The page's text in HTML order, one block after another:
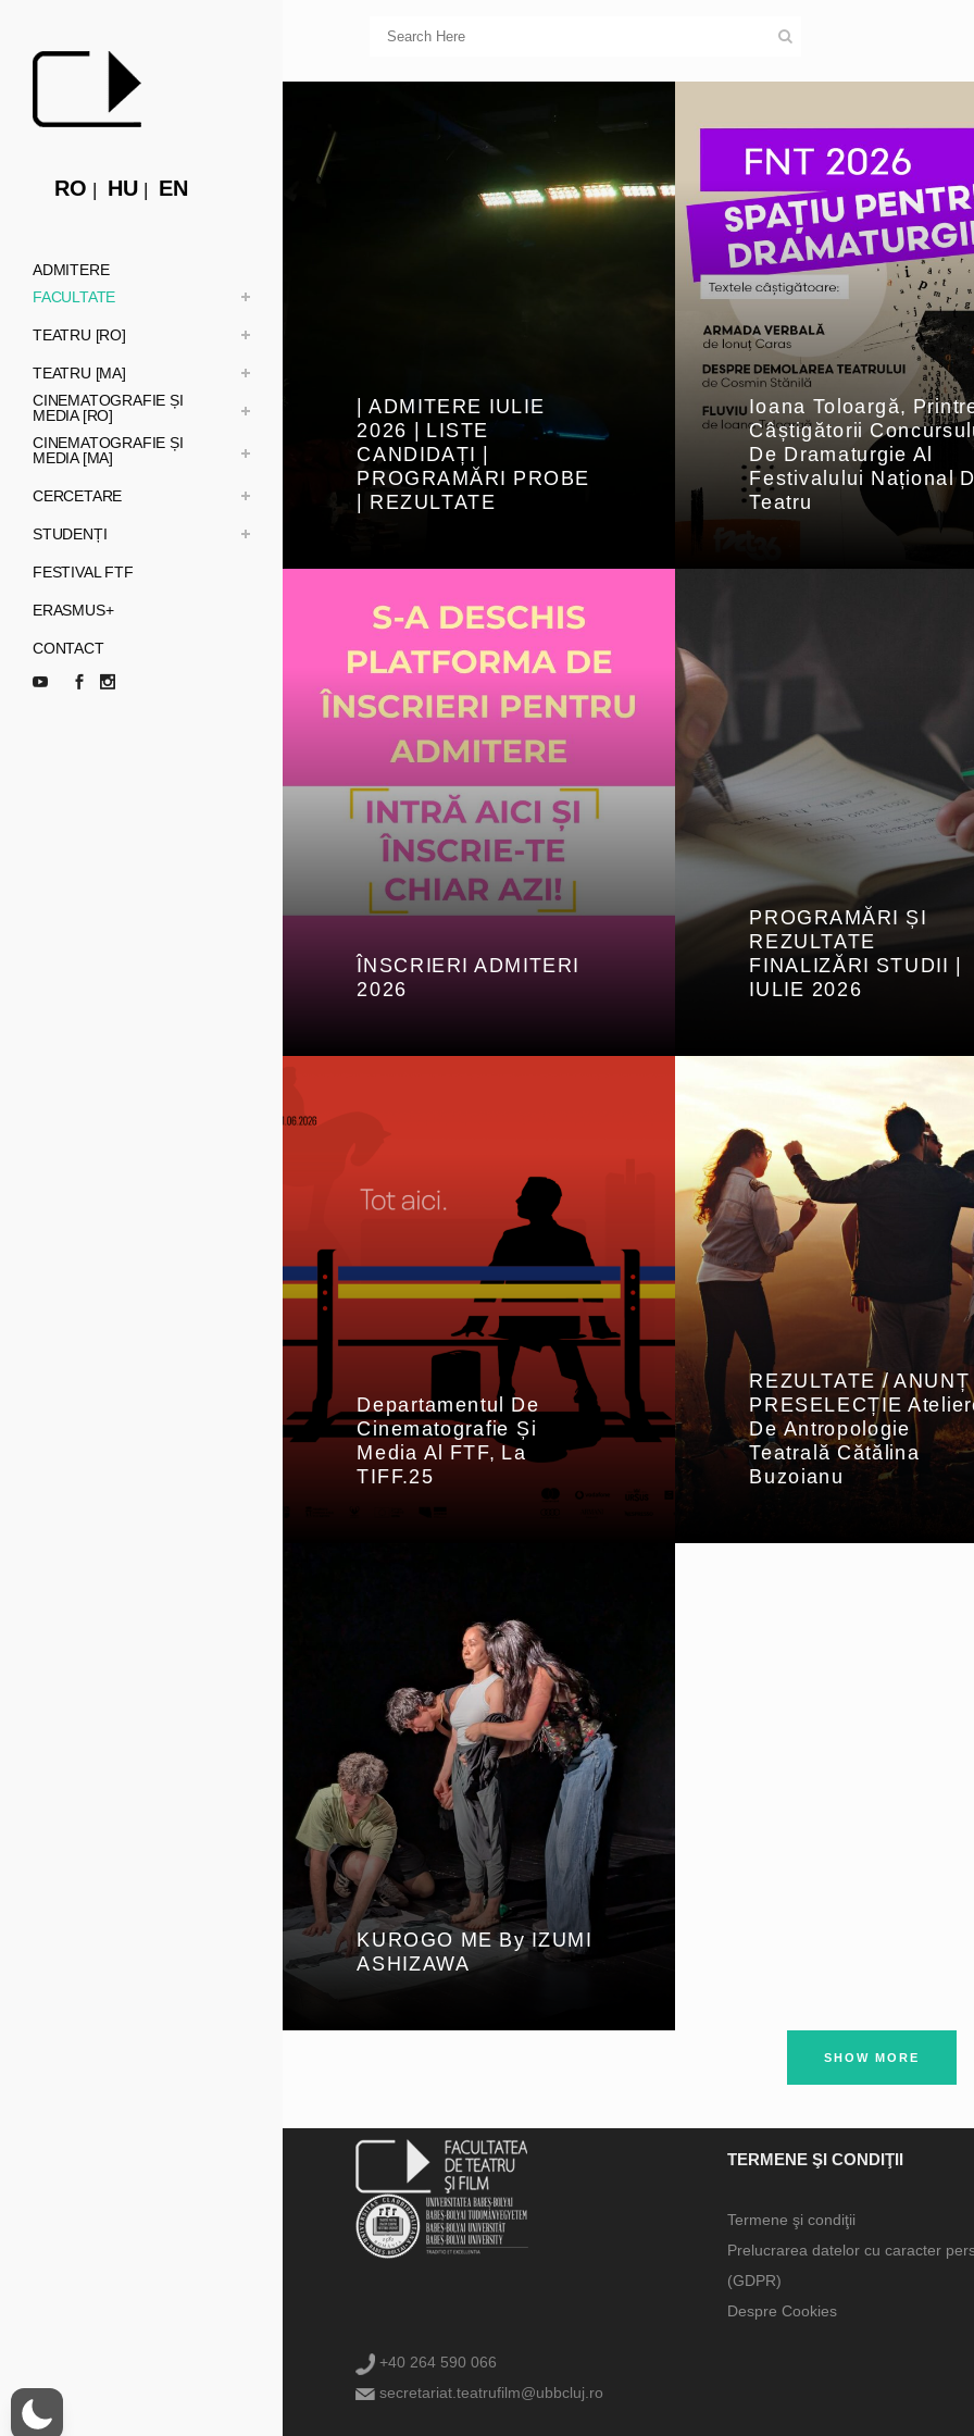
RO HU EN
ADMITERE
FACULTATE
TEATRU [RO]
TEATRU [MA]
CINEMATOGRAFIE ȘI
MEDIA [RO]
CINEMATOGRAFIE ȘI
MEDIA [MA]
CERCETARE
STUDENȚI
FESTIVAL FTF
ERASMUS+
CONTACT
| ADMITERE IULIE
2026 | LISTE
CANDIDAȚI |
PROGRAMĂRI PROBE
| REZULTATE
Ioana Toloargă,
Câștigătorii
De Dramaturgie Al
Festivalului Național
Teatru
ÎNSCRIERI ADMITERI
2026
PROGRAMĂRI ȘI
REZULTATE
FINALIZĂRI STUDII |
IULIE 2026
Departamentul De
Cinematografie Și
Media Al FTF, La
TIFF.25
REZULTATE / ANUNȚ
PRESELECȚIE
De Antropologie
Teatrală Cătălina
Buzoianu
KUROGO ME By IZUMI
ASHIZAWA
SHOW MORE
+40 264 590 066
secretariat.teatrufilm@ubbcluj.ro
TERMENE ŞI CONDIŢII
Termene şi condiţii
Prelucrarea datelor cu caracter
(GDPR)
Despre Cookies